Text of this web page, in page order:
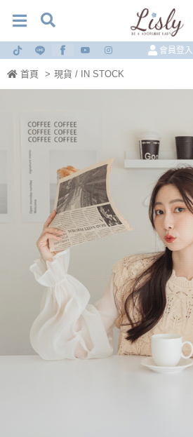
會員登入
首頁 > 現貨 / IN STOCK